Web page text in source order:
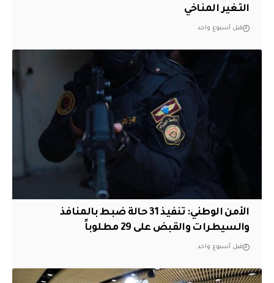
التغير المناخي
قبل أسبوع واحد
الأمن الوطني: تنفيذ 31 حالة ضبط بالمنافذ
والسيطرات والقبض على 29 مطلوباً
قبل أسبوع واحد